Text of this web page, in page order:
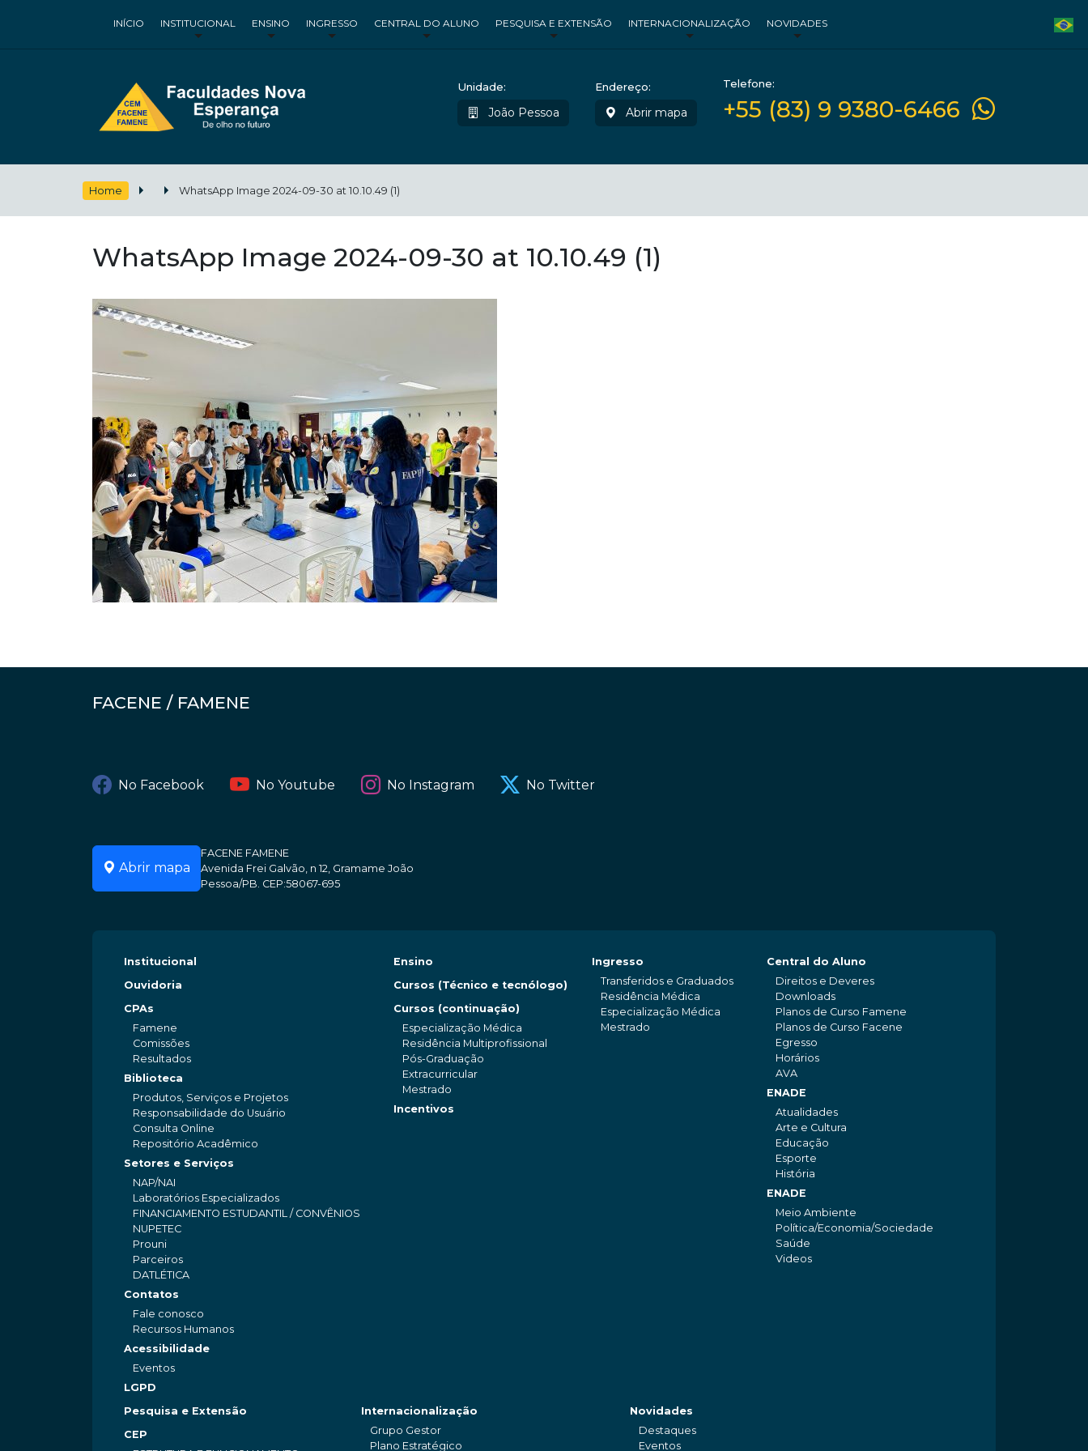
INÍCIO INSTITUCIONAL ENSINO INGRESSO CENTRAL DO ALUNO PESQUISA E EXTENSÃO INTERNACIONALIZAÇÃO NOVIDADES
Unidade:
João Pessoa
Endereço:
Abrir mapa
Telefone:
+55 (83) 9 9380-6466
Home WhatsApp Image 2024-09-30 at 10.10.49 (1)
WhatsApp Image 2024-09-30 at 10.10.49 (1)
FACENE / FAMENE
No Facebook No Youtube No Instagram No Twitter
Abrir mapa
FACENE FAMENE
Avenida Frei Galvão, n 12, Gramame João
Pessoa/PB. CEP:58067-695
Institucional
Ouvidoria
CPAs
Famene
Comissões
Resultados
Biblioteca
Produtos, Serviços e Projetos
Responsabilidade do Usuário
Consulta Online
Repositório Acadêmico
Setores e Serviços
NAP/NAI
Laboratórios Especializados
FINANCIAMENTO ESTUDANTIL / CONVÊNIOS
NUPETEC
Prouni
Parceiros
DATLÉTICA
Contatos
Fale conosco
Recursos Humanos
Acessibilidade
Eventos
LGPD
Ensino
Cursos (Técnico e tecnólogo)
Cursos (continuação)
Especialização Médica
Residência Multiprofissional
Pós-Graduação
Extracurricular
Mestrado
Incentivos
Ingresso
Transferidos e Graduados
Residência Médica
Especialização Médica
Mestrado
Central do Aluno
Direitos e Deveres
Downloads
Planos de Curso Famene
Planos de Curso Facene
Egresso
Horários
AVA
ENADE
Atualidades
Arte e Cultura
Educação
Esporte
História
ENADE
Meio Ambiente
Política/Economia/Sociedade
Saúde
Videos
Pesquisa e Extensão
CEP
Internacionalização
Grupo Gestor
Plano Estratégico
Novidades
Destaques
Eventos